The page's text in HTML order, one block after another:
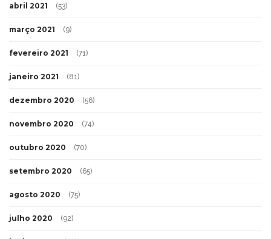
abril 2021 (53)
março 2021 (9)
fevereiro 2021 (71)
janeiro 2021 (81)
dezembro 2020 (56)
novembro 2020 (74)
outubro 2020 (70)
setembro 2020 (65)
agosto 2020 (75)
julho 2020 (92)